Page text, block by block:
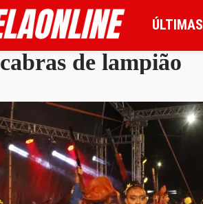
ÚLTIMAS
cabras de lampião